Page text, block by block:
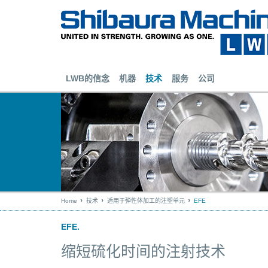
LWB的信念 机器 技术 服务 公司
Home 技术 适用于弹性体加工的注塑单元 EFE
EFE.
缩短硫化时间的注射技术